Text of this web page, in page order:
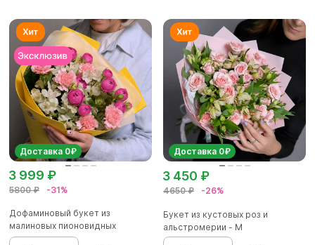
Доставка 0₽
5800 ₽ -31%
3 999 ₽
Дофаминовый букет из
малиновых пионовидных
кустовых роз...
Доставка 0₽
4650 ₽ -26%
3 450 ₽
Букет из кустовых роз и
альстромерии - М